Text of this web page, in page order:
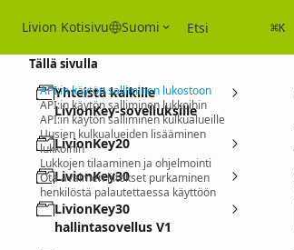
Livion Kotisivu Suomi Etsi ⌘K
Yhteistä kaikille
LivionKey-sovelluksille
LivionKey20
LivionKey30
LivionKey30
hallintasovellus V1
Tällä sivulla
API:in käytön salliminen lukostoon
API:in käytön salliminen lukkoihin
API:in käytön salliminen kulkualueille
Uusien kulkualueiden lisääminen
lukkoihin
Lukkojen tilaaminen ja ohjelmointi
Ota avaimen liitokset purkaminen
henkilöstä palautettaessa käyttöön